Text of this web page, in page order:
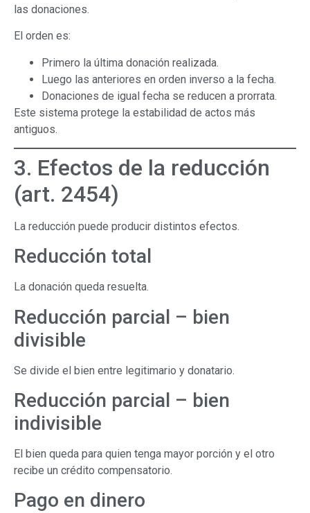
las donaciones.
El orden es:
Primero la última donación realizada.
Luego las anteriores en orden inverso a la fecha.
Donaciones de igual fecha se reducen a prorrata.
Este sistema protege la estabilidad de actos más
antiguos.
3. Efectos de la reducción
(art. 2454)
La reducción puede producir distintos efectos.
Reducción total
La donación queda resuelta.
Reducción parcial – bien
divisible
Se divide el bien entre legitimario y donatario.
Reducción parcial – bien
indivisible
El bien queda para quien tenga mayor porción y el otro
recibe un crédito compensatorio.
Pago en dinero